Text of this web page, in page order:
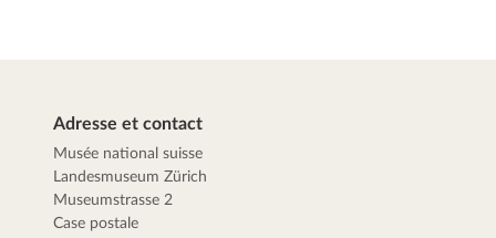
Adresse et contact
Musée national suisse
Landesmuseum Zürich
Museumstrasse 2
Case postale